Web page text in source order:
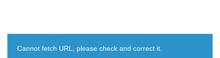
Cannot fetch URL, please check and correct it.